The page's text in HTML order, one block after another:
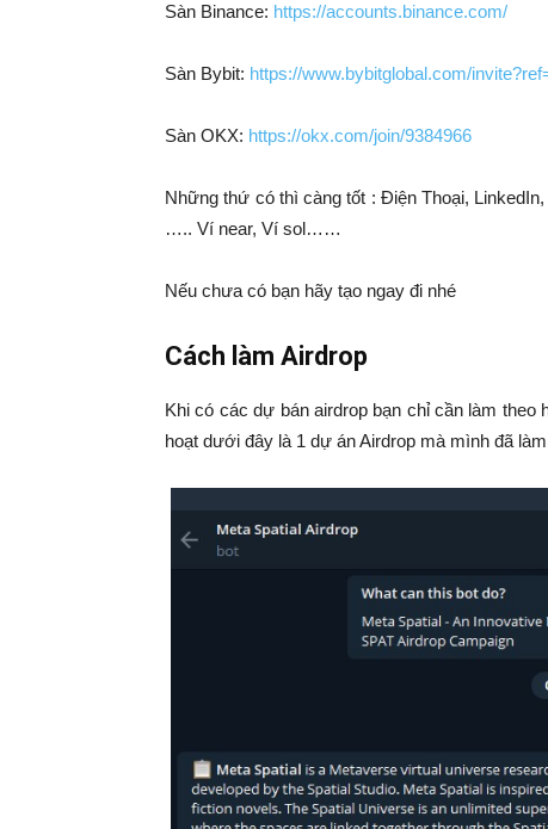
Sàn Binance: https://accounts.binance.com/
Sàn Bybit: https://www.bybitglobal.com/
Sàn OKX: https://okx.com/join/9384966
Những thứ có thì càng tốt : Điện Thoại,
….. Ví near, Ví sol……
Nếu chưa có bạn hãy tạo ngay đi nhé
Cách làm Airdrop
Khi có các dự bán airdrop bạn chỉ cần làm
hoạt dưới đây là 1 dự án Airdrop mà mình đã